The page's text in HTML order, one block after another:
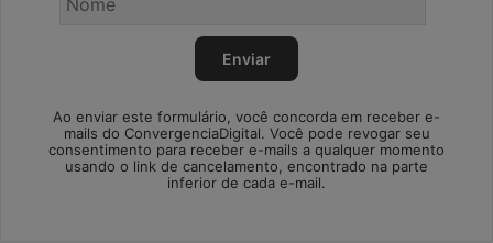
Ao enviar este formulário, você concorda em receber e-
mails do ConvergenciaDigital. Você pode revogar seu
consentimento para receber e-mails a qualquer momento
usando o link de cancelamento, encontrado na parte
inferior de cada e-mail.